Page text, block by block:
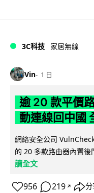
3C科技 家居無線
Vin 1 日
逾 20 款平價
動連線回中國
網絡安全公司
的 20 多款路由器內置
讀全文
956 219 ↗